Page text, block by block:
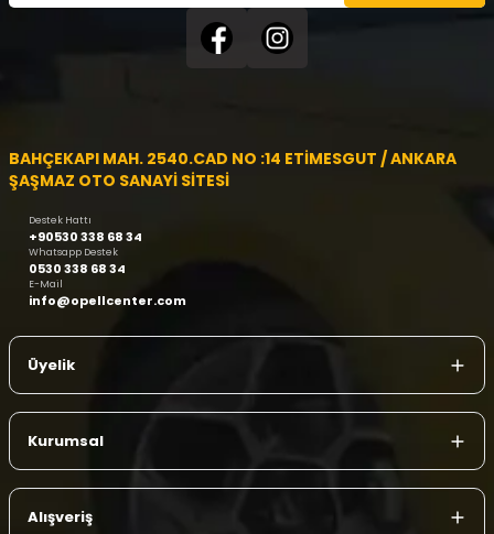
BAHÇEKAPI MAH. 2540.CAD NO :14 ETİMESGUT / ANKARA
ŞAŞMAZ OTO SANAYİ SİTESİ
Destek Hattı
+90530 338 68 34
Whatsapp Destek
0530 338 68 34
E-Mail
info@opellcenter.com
Üyelik
Kurumsal
Alışveriş